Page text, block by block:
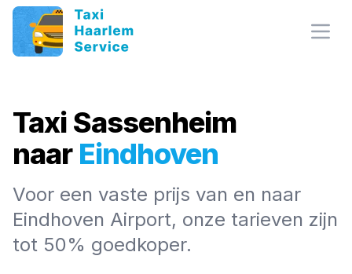
Taxi Sassenheim
naar Eindhoven
Voor een vaste prijs van en naar
Eindhoven Airport, onze tarieven zijn
tot 50% goedkoper.